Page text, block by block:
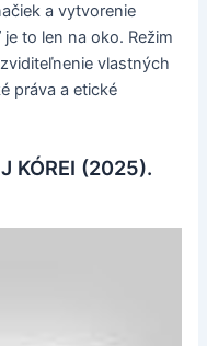
a vytvorenie
to len na oko. Režim
vlastných
práva a etické
KÓREI (2025).